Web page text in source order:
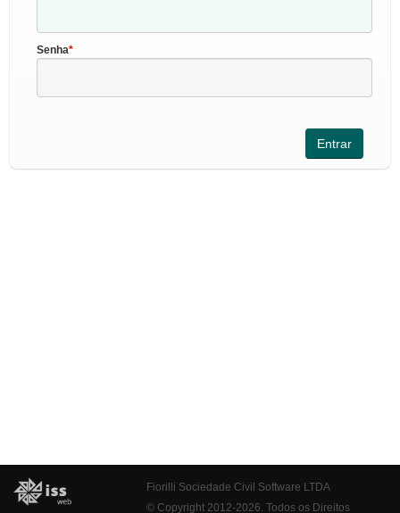
Senha
Fiorilli Sociedade Civil Software LTDA
© Copyright 2012-2026. Todos os Direitos